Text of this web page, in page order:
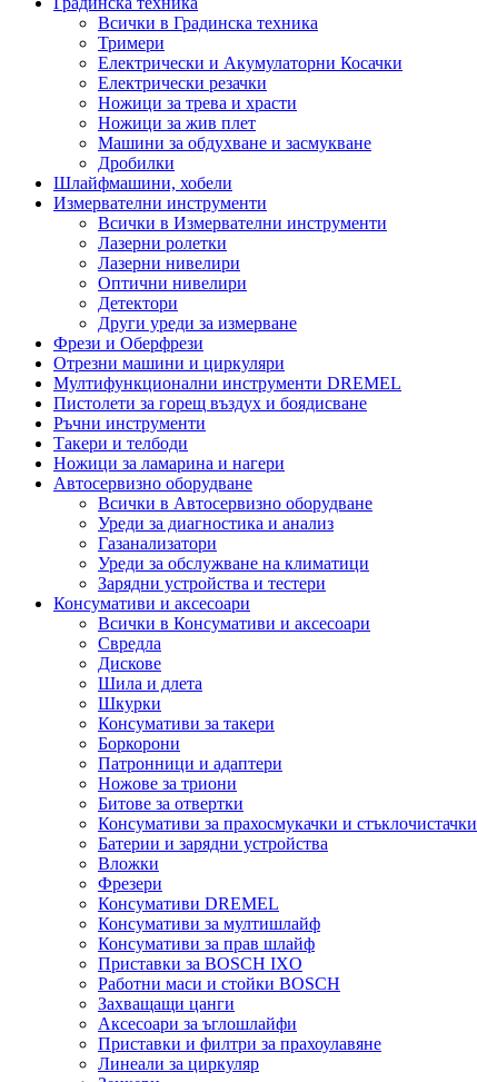
Всички в Градинска техника
Тримери
Електрически и Акумулаторни Косачки
Електрически резачки
Ножици за трева и храсти
Ножици за жив плет
Машини за обдухване и засмукване
Дробилки
Шлайфмашини, хобели
Измервателни инструменти
Всички в Измервателни инструменти
Лазерни ролетки
Лазерни нивелири
Оптични нивелири
Детектори
Други уреди за измерване
Фрези и Оберфрези
Отрезни машини и циркуляри
Мултифункционални инструменти DREMEL
Пистолети за горещ въздух и боядисване
Ръчни инструменти
Такери и телбоди
Ножици за ламарина и нагери
Автосервизно оборудване
Всички в Автосервизно оборудване
Уреди за диагностика и анализ
Газанализатори
Уреди за обслужване на климатици
Зарядни устройства и тестери
Консумативи и аксесоари
Всички в Консумативи и аксесоари
Свредла
Дискове
Шила и длета
Шкурки
Консумативи за такери
Боркорони
Патронници и адаптери
Ножове за триони
Битове за отвертки
Консумативи за прахосмукачки и стъклочистачки
Батерии и зарядни устройства
Вложки
Фрезери
Консумативи DREMEL
Консумативи за мултишлайф
Консумативи за прав шлайф
Приставки за BOSCH IXO
Работни маси и стойки BOSCH
Захващащи цанги
Аксесоари за ъглошлайфи
Приставки и филтри за прахоулавяне
Линеали за циркуляр